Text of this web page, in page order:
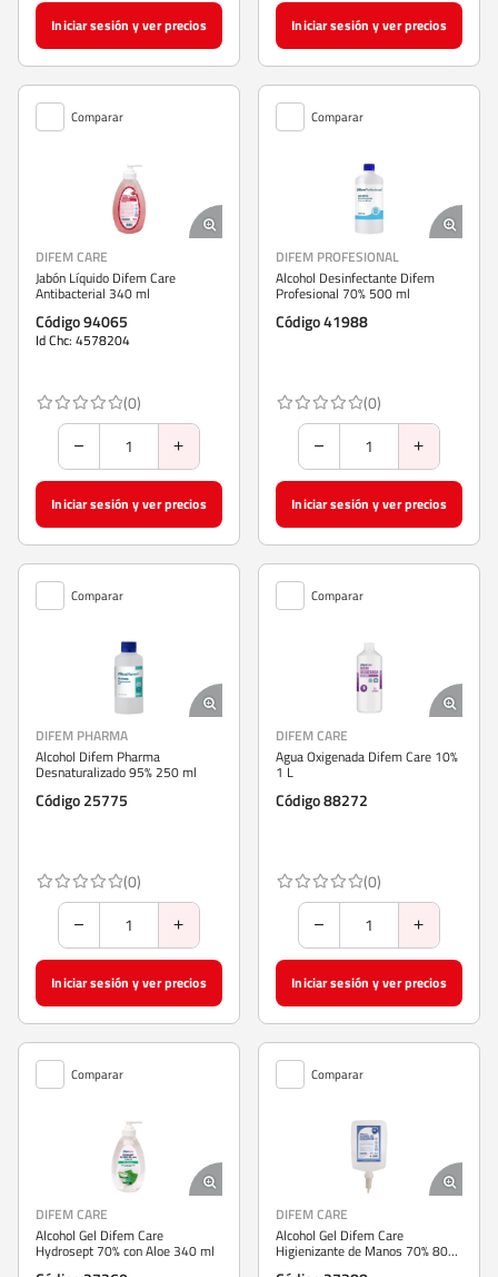
Iniciar sesión y ver precios Iniciar sesión y ver precios
Comparar
DIFEM CARE
Jabón Líquido Difem Care
Antibacterial 340 ml
Código 94065
Id Chc: 4578204
(0)
Iniciar sesión y ver precios
Comparar
DIFEM PROFESIONAL
Alcohol Desinfectante Difem
Profesional 70% 500 ml
Código 41988
(0)
Iniciar sesión y ver precios
Comparar
DIFEM PHARMA
Alcohol Difem Pharma
Desnaturalizado 95% 250 ml
Código 25775
(0)
Iniciar sesión y ver precios
Comparar
DIFEM CARE
Agua Oxigenada Difem Care 10%
1 L
Código 88272
(0)
Iniciar sesión y ver precios
Comparar
DIFEM CARE
Alcohol Gel Difem Care
Hydrosept 70% con Aloe 340 ml
Comparar
DIFEM CARE
Alcohol Gel Difem Care
Higienizante de Manos 70% 800
ml